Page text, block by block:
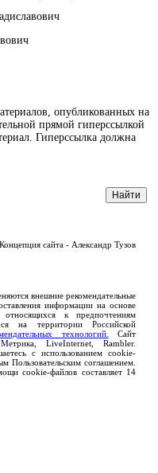
опубликованных на
прямой гиперссылкой
Гиперссылка должна
Концепция сайта - Александр Тузов
внешние рекомендательные
информации на основе
к предпочтениям
на территории Российской
технологий.
Сайт
LiveInternet, Rambler.
с использованием cookie-
Пользовательским соглашением.
cookie-файлов составляет 14